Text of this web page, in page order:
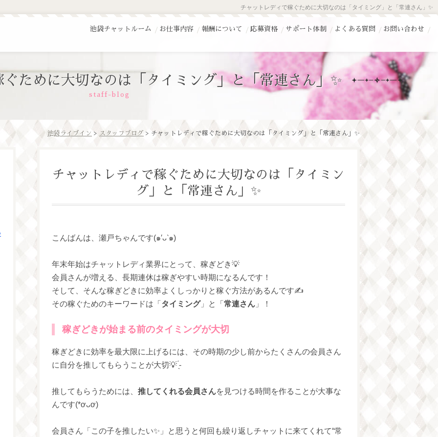
チャットレディで稼ぐために大切なのは「タイミング」と「常連さん」✨
お問い合わせ
よくある質問
サポート体制
応募資格
報酬について
お仕事内容
池袋チャットルーム
ために大切なのは「タイミング」と「常連さん」✨
staff-blog
池袋ライブイン > スタッフブログ > チャットレディで稼ぐために大切なのは「タイミング」と「常連さん」✨
チャットレディで稼ぐために大切なのは「タイミン
グ」と「常連さん」✨
こんばんは、瀬戸ちゃんです(๑′ᴗ‵๑)
年末年始はチャットレディ業界にとって、稼ぎどき💡
会員さんが増える、長期連休は稼ぎやすい時期になるんです！
そして、そんな稼ぎどきに効率よくしっかりと稼ぐ方法があるんです✍️
その稼ぐためのキーワードは「 タイミング」と「 常連さん 」！
稼ぎどきが始まる前のタイミングが大切
稼ぎどきに効率を最大限に上げるには、その時期の少し前からたくさんの会員さん
に自分を推してもらうことが大切💡 ̖́-
推してもらうためには、 推してくれる会員さんを見つける時間を作ることが大事な
んです(*ơᴗơ)
会員さん「この子を推したい✨」と思うと何回も繰り返しチャットに来てくれて“常